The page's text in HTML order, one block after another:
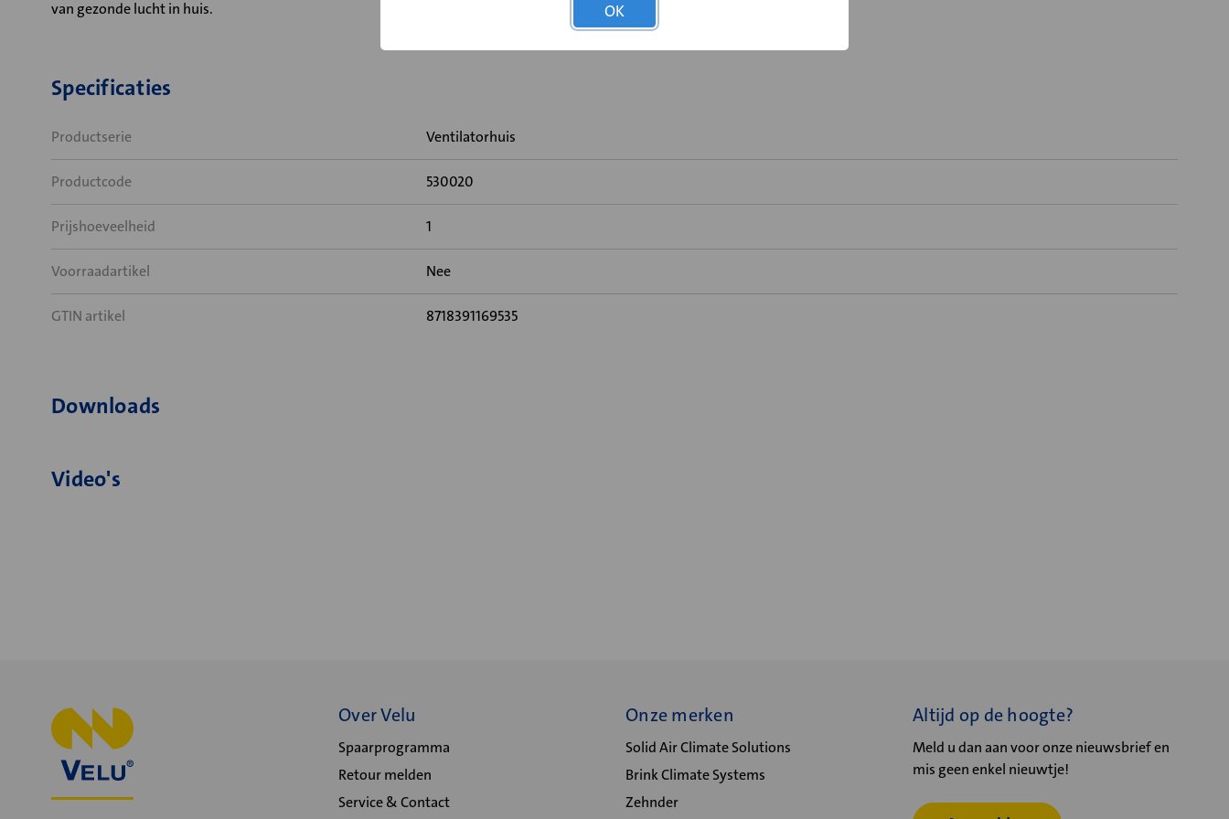
van gezonde lucht in huis.
Specificaties
Productserie Ventilatorhuis
Productcode 530020
Prijshoeveelheid 1
Voorraadartikel Nee
GTIN artikel 8718391169535
Downloads
Video's
Over Velu
Spaarprogramma
Retour melden
Service & Contact
Onze merken
Solid Air Climate Solutions
Brink Climate Systems
Zehnder
Altijd op de hoogte?
Meld u dan aan voor onze nieuwsbrief en
mis geen enkel nieuwtje!
OK